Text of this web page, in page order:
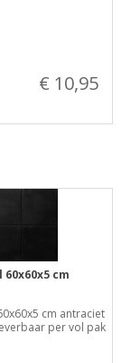
€ 10,95
cm
cm antraciet
per vol pak